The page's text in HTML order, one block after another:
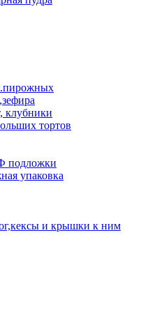
клубники
тортов
подложки
упаковка
и крышки к ним